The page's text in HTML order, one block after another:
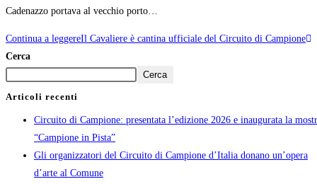
Cadenazzo portava al vecchio porto…
Continua a leggereIl Cavaliere è cantina ufficiale del Circuito di Campione
Cerca
Cerca
Articoli recenti
Circuito di Campione: presentata l’edizione 2026 e inaugurata la
“Campione in Pista”
Gli organizzatori del Circuito di Campione d’Italia donano un’opera
d’arte al Comune